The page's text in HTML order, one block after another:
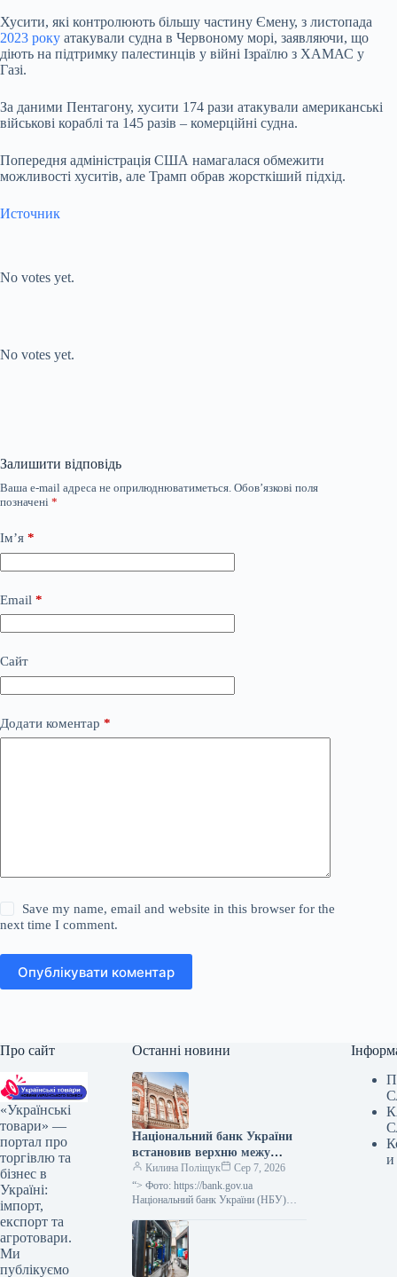
Хусити, які контролюють більшу частину Ємену, з листопада
2023 року атакували судна в Червоному морі, заявляючи, що
діють на підтримку палестинців у війні Ізраїлю з ХАМАС у
Газі.
За даними Пентагону, хусити 174 рази атакували американські
військові кораблі та 145 разів – комерційні судна.
Попередня адміністрація США намагалася обмежити
можливості хуситів, але Трамп обрав жорсткіший підхід.
Источник
No votes yet.
No votes yet.
Залишити відповідь
Ваша e-mail адреса не оприлюднюватиметься. Обов’язкові поля
позначені *
Ім’я *
Email *
Сайт
Додати коментар *
Save my name, email and website in this browser for the
next time I comment.
Опублікувати коментар
Про сайт
«Українські
товари» —
портал про
торгівлю та
бізнес в
Україні:
імпорт,
експорт та
агротовари.
Ми
публікуємо
Останні новини
Національний банк України
встановив верхню межу
відсоткової ставки за
тримісячними депозитними
сертифікатами, яка не
плюс 3,5 процентних пункти.
Килина Поліщук
Сер 7, 2026
“> Фото: https://bank.gov.ua
Національний банк України (НБУ)
тримісячними обмеженими
депозитними сертифікатами, який
дорівнює обліковій ставці плюс…
и